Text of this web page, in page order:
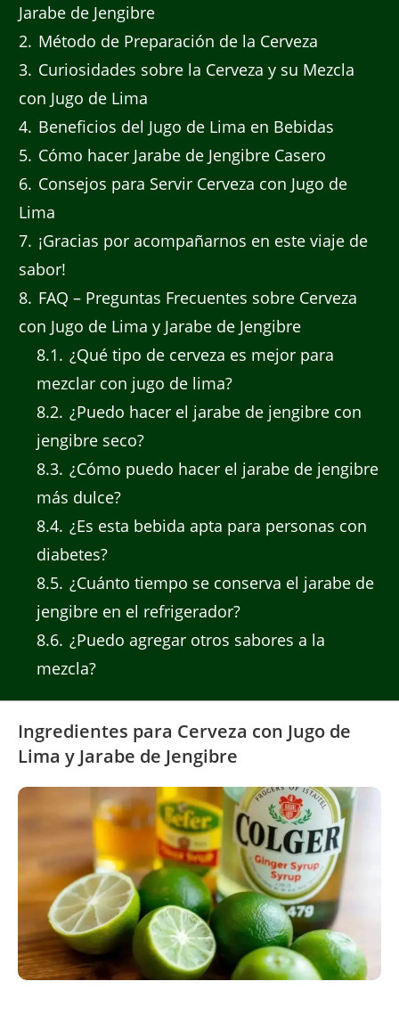
Jarabe de Jengibre
2 Método de Preparación de la Cerveza
3 Curiosidades sobre la Cerveza y su Mezcla
con Jugo de Lima
4 Beneficios del Jugo de Lima en Bebidas
5 Cómo hacer Jarabe de Jengibre Casero
6 Consejos para Servir Cerveza con Jugo de
Lima
7 ¡Gracias por acompañarnos en este viaje de
sabor!
8 FAQ – Preguntas Frecuentes sobre Cerveza
con Jugo de Lima y Jarabe de Jengibre
8.1
¿Qué tipo de cerveza es mejor para
mezclar con jugo de lima?
8.2 ¿Puedo hacer el jarabe de jengibre con
jengibre seco?
8.3 ¿Cómo puedo hacer el jarabe de jengibre
más dulce?
8.4 ¿Es esta bebida apta para personas con
diabetes?
8.5 ¿Cuánto tiempo se conserva el jarabe de
jengibre en el refrigerador?
8.6 ¿Puedo agregar otros sabores a la
mezcla?
Ingredientes para Cerveza con Jugo de
Lima y Jarabe de Jengibre